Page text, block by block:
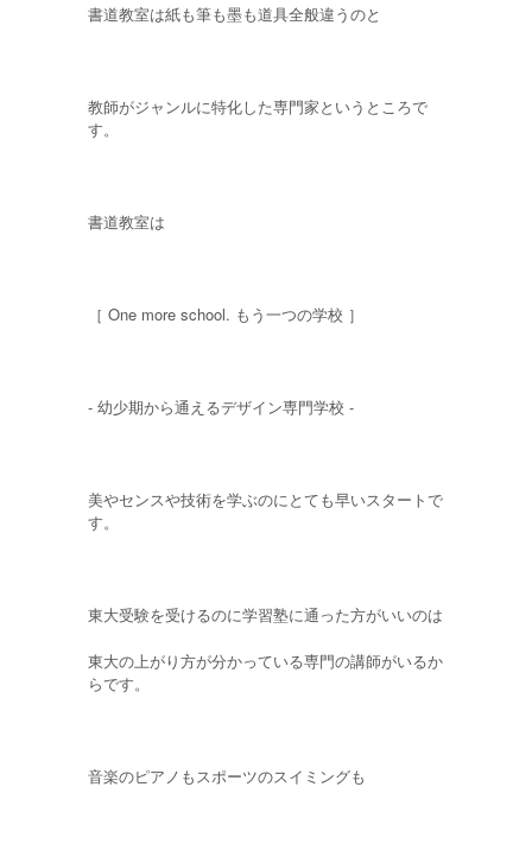
書道教室は紙も筆も墨も道具全般違うのと
教師がジャンルに特化した専門家というところで
す。
書道教室は
［ One more school. もう一つの学校 ］
- 幼少期から通えるデザイン専門学校 -
美やセンスや技術を学ぶのにとても早いスタートで
す。
東大受験を受けるのに学習塾に通った方がいいのは
東大の上がり方が分かっている専門の講師がいるか
らです。
音楽のピアノもスポーツのスイミングも